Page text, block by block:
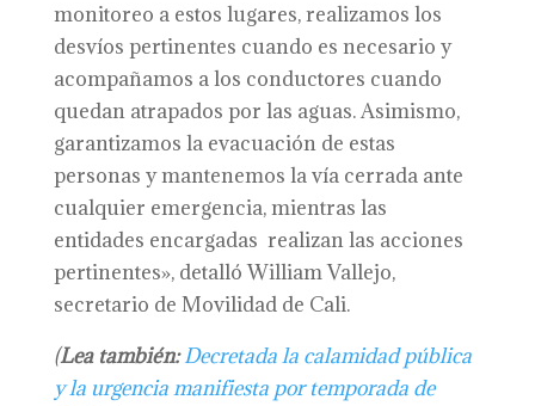
monitoreo a estos lugares, realizamos los
desvíos pertinentes cuando es necesario y
acompañamos a los conductores cuando
quedan atrapados por las aguas. Asimismo,
garantizamos la evacuación de estas
personas y mantenemos la vía cerrada ante
cualquier emergencia, mientras las
entidades encargadas realizan las acciones
pertinentes», detalló William Vallejo,
secretario de Movilidad de Cali.
(Lea también: Decretada la calamidad pública
y la urgencia manifiesta por temporada de